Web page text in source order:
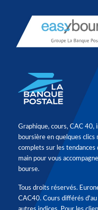
Graphique, cours, CAC
boursière en quelques clics
complets sur les
main pour vous
bourse.
Tous droits réservés.
CAC40. Cours différés